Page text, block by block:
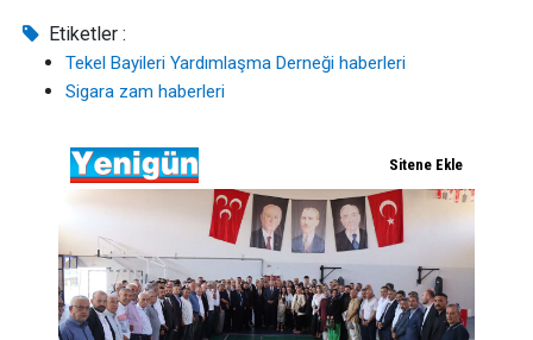
Etiketler :
Tekel Bayileri Yardımlaşma Derneği haberleri
Sigara zam haberleri